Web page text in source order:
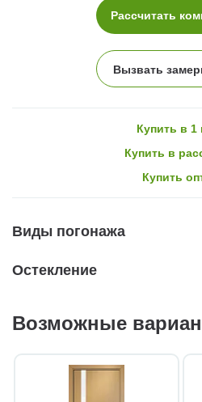
Рассчитать
Вызвать
Купить в 1
Купить в
Купить
Виды погонажа
Остекление
Возможные